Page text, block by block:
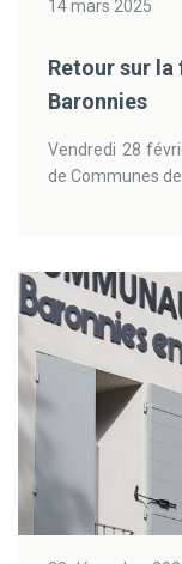
14 mars 2025
Retour sur
Baronnies
Vendredi 28
de Communes des